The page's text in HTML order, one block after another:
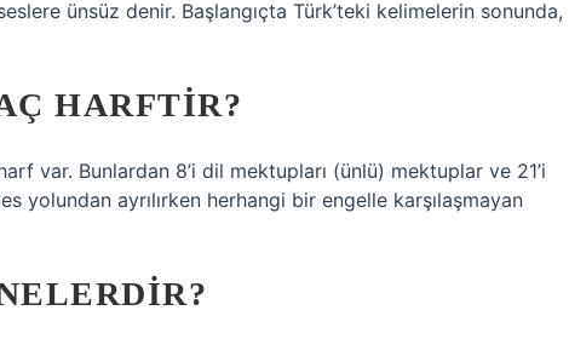
ünsüz denir. Başlangıçta Türk’teki kelimelerin sonunda,
HARFTIR?
var. Bunlardan 8’i dil mektupları (ünlü) mektuplar ve 21’i
yolundan ayrılırken herhangi bir engelle karşılaşmayan